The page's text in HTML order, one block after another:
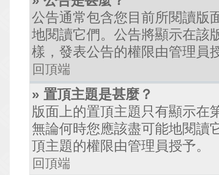
公告通常包含您目前所閱讀版
地閱讀它們。公告將顯示在該
樣，發表公告的權限由管理員
回頂端
» 置頂主題是甚麼？
版面上的置頂主題只有顯示在
無論何時您應該盡可能地閱讀
頂主題的權限由管理員授予。
回頂端